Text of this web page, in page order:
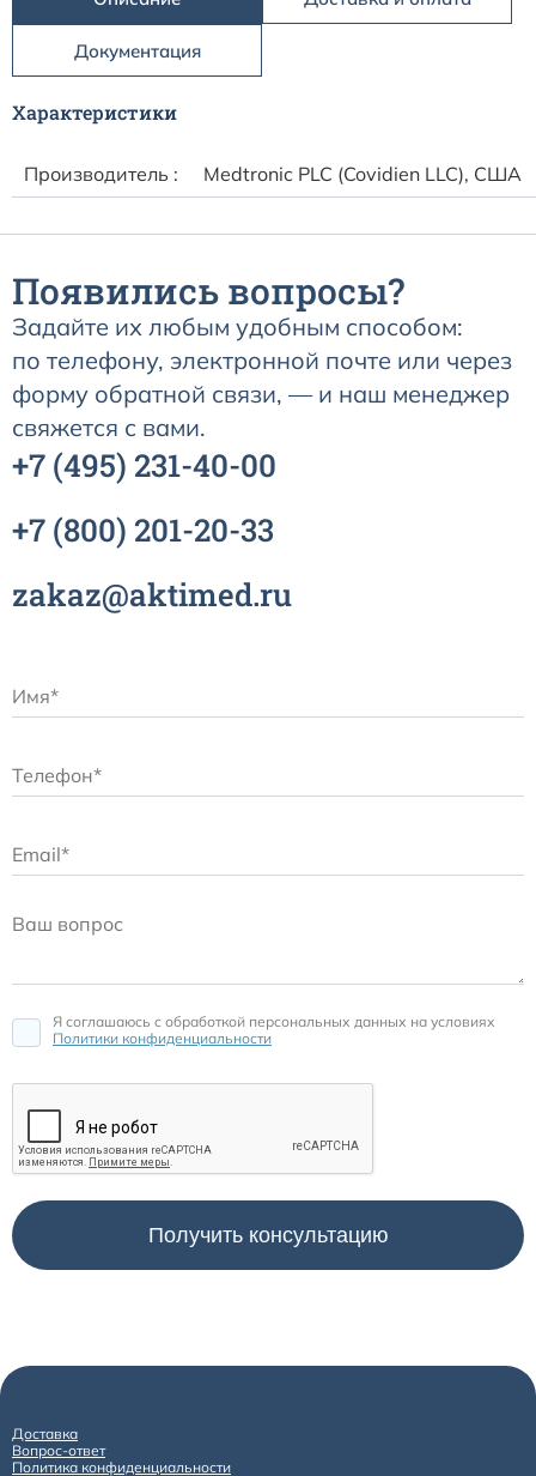
Документация
Характеристики
Производитель : Medtronic PLC (Covidien LLC), США
Появились вопросы?
Задайте их любым удобным способом:
по телефону, электронной почте или через
форму обратной связи, — и наш менеджер
свяжется с вами.
+7 (495) 231-40-00
+7 (800) 201-20-33
zakaz@aktimed.ru
Я соглашаюсь c обработкой персональных данных на условиях
Политики конфиденциальности
Доставка
Вопрос-ответ
Политика конфиденциальности